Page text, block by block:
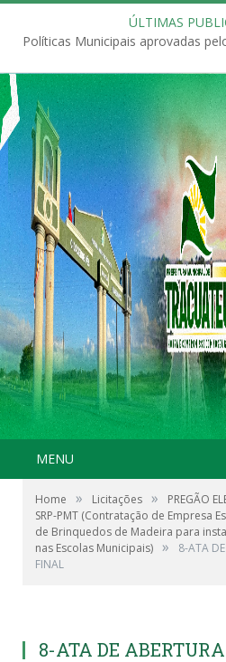
ÚLTIMAS
MENU
Home » Licitações »
PREGÃO
SRP-PMT (Contratação de Empresa
de Brinquedos de Madeira para
nas Escolas Municipais) »
8-ATA
FINAL
8-ATA DE